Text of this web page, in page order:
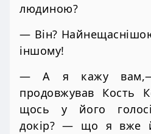
людиною?
— Він?
іншому!
— А я кажу
продовжував Кость
щось у його
докір? — що я вже